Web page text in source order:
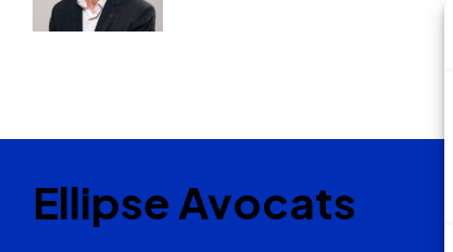
Ellipse Avocats